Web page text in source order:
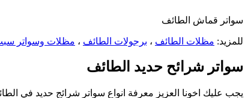
سواتر قماش الطائف
للمزيد: مظلات الطائف ، برجولات الطائف ، مظلات وسواتر سبت
سواتر شرائح حديد الطائف
يجب عليك اخونا العزيز معرفة انواع سواتر شرائج حديد في